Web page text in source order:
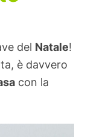
del Natale!
è davvero
con la